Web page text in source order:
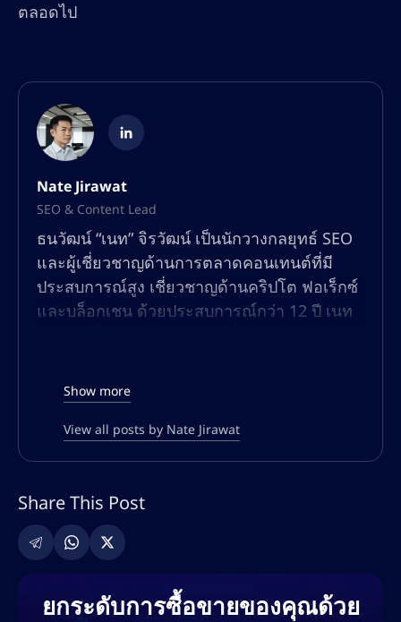
ตลอดไป
Nate Jirawat
SEO & Content Lead
ธนวัฒน์ “เนท” จิรวัฒน์ เป็นนักวางกลยุทธ์ SEO
และผู้เชี่ยวชาญด้านการตลาดคอนเทนต์ที่มี
ประสบการณ์สูง เชี่ยวชาญด้านคริปโต ฟอเร็กซ์
และบล็อกเชน ด้วยประสบการณ์กว่า 12 ปี เนท
ในการค้นหา และการสร้างคอนเทนต์ที่มีอัตรา
การแปลงสูงสำหรับแพลตฟอร์มทางการเงินและ
การซื้อขายทั่วโลก
เทคนิค การปรับแต่งทั้งแบบออนเพจและออฟ
และการตลาดคอนเทนต์ที่ขับเคลื่อนด้วย AI เขา
เคยร่วมงานกับแพลตฟอร์มแลกเปลี่ยนคริปโต
ชั้นนำ โบรกเกอร์ฟอเร็กซ์ โครงการ DeFi และ
แพลตฟอร์มการศึกษาด้านการซื้อขาย เพื่อช่วย
Show more
View all posts by Nate Jirawat
Share This Post
ยกระดับการซื้อขายของคุณด้วย